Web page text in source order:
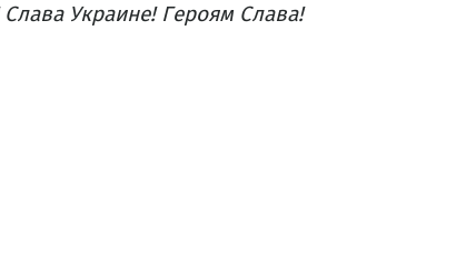
Украине! Героям Слава!